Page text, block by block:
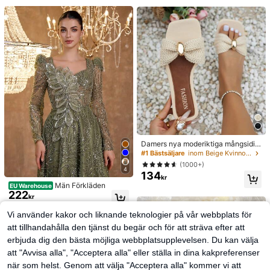
agellampa, lämplig för dagliga utfly
kter, nagelvårdstillbehör för kvinnor
4
EU Warehouse Män Förkläden
222kr
atförvaring i kylskåp, elastiska stret
chskydd, för daglig användning
Damers nya moderiktiga mångsidig
a platta sandaler med fyrkantig tå f
ör sommaren, strandtofflor, bekväm
a beige utomhus-/vardagsskor för a
vslappnad stil
#1 Bästsäljare
inom Beige Kvinnor Sandaler
(1000+)
134kr
Vi använder kakor och liknande teknologier på vår webbplats för
att tillhandahålla den tjänst du begär och för att sträva efter att
erbjuda dig den bästa möjliga webbplatsupplevelsen. Du kan välja
att "Avvisa alla", "Acceptera alla" eller ställa in dina kakpreferenser
när som helst. Genom att välja "Acceptera alla" kommer vi att